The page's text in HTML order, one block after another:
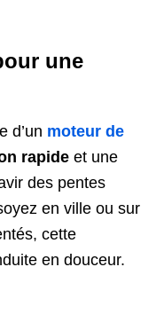
une
d’un moteur de
rapide et une
des pentes
en ville ou sur
cette
en douceur.